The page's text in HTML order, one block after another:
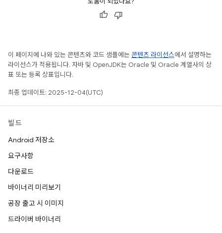
이 페이지에 나와 있는 콘텐츠와 코드 샘플에는 콘텐츠 라이선스에서 설명하는
라이선스가 적용됩니다. 자바 및 OpenJDK는 Oracle 및 Oracle 계열사의 상
표 또는 등록 상표입니다.
최종 업데이트: 2025-12-04(UTC)
빌드
Android 저장소
요구사항
다운로드
바이너리 미리보기
공장 출고 시 이미지
드라이버 바이너리